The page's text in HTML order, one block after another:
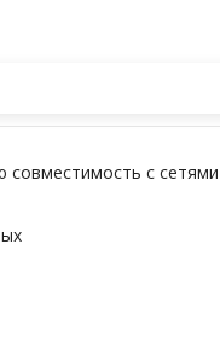
совместимость с сетями